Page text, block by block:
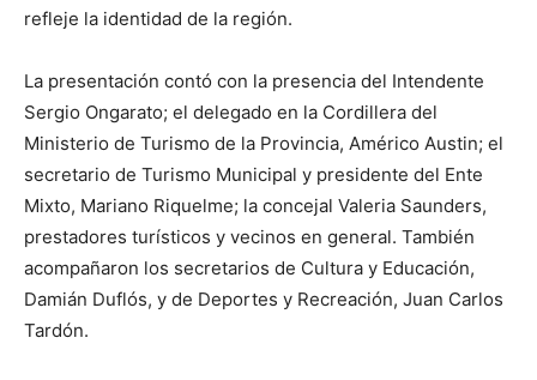
refleje la identidad de la región.
La presentación contó con la presencia del Intendente
Sergio Ongarato; el delegado en la Cordillera del
Ministerio de Turismo de la Provincia, Américo Austin; el
secretario de Turismo Municipal y presidente del Ente
Mixto, Mariano Riquelme; la concejal Valeria Saunders,
prestadores turísticos y vecinos en general. También
acompañaron los secretarios de Cultura y Educación,
Damián Duflós, y de Deportes y Recreación, Juan Carlos
Tardón.